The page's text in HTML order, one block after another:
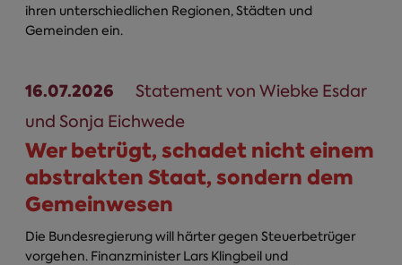
ihren unterschiedlichen Regionen, Städten und
Gemeinden ein.
16.07.2026
Statement von Wiebke Esdar
und Sonja Eichwede
Wer betrügt, schadet nicht einem
abstrakten Staat, sondern dem
Gemeinwesen
Die Bundesregierung will härter gegen Steuerbetrüger
vorgehen. Finanzminister Lars Klingbeil und